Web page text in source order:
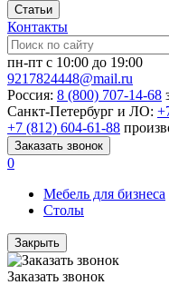
Статьи
Контакты
пн-пт с 10:00 до 19:00
9217824448@mail.ru
Россия: 8 (800) 707-14-68
Санкт-Петербург и ЛО:
+7 (812) 604-61-88
Заказать звонок
0
Мебель для бизнеса
Столы
Закрыть
Заказать звонок